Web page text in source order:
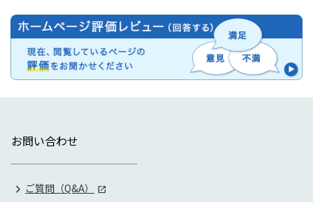
お問い合わせ
ご質問（Q&A）